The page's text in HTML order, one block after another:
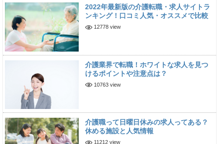
2022年最新版の介護転職・求人サイトラ
ンキング！口コミ人気・オススメで比較
12778 view
介護業界で転職！ホワイトな求人を見つ
けるポイントや注意点は？
10763 view
介護職って日曜日休みの求人ってある？
休める施設と人気情報
11212 view